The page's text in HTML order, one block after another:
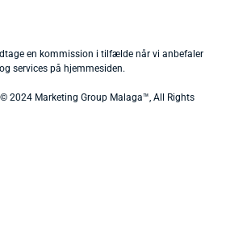
en kommission i tilfælde når vi anbefaler
services på hjemmesiden.
2024 Marketing Group Malaga™, All Rights